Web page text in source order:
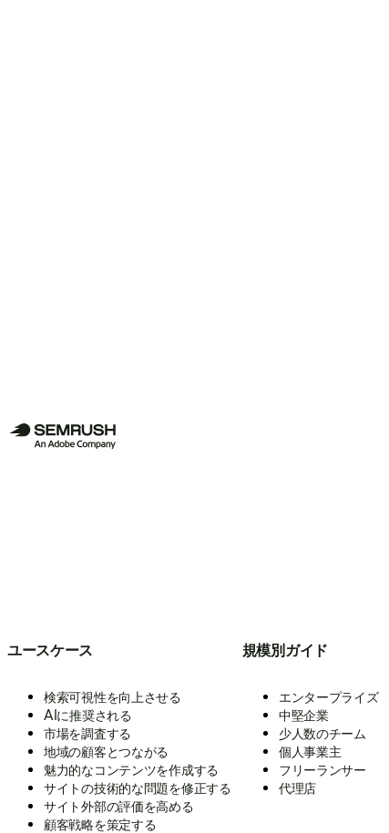
ユースケース
検索可視性を向上させる
AIに推奨される
市場を調査する
地域の顧客とつながる
魅力的なコンテンツを作成する
サイトの技術的な問題を修正する
サイト外部の評価を高める
顧客戦略を策定する
規模別ガイド
エンタープライズ
中堅企業
少人数のチーム
個人事業主
フリーランサー
代理店